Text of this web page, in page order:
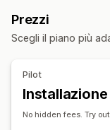
Personalizzazione
Importazione dei
Riproduzione dei
Prezzi
Scegli il piano più
Pilot
No hidden fees. Try